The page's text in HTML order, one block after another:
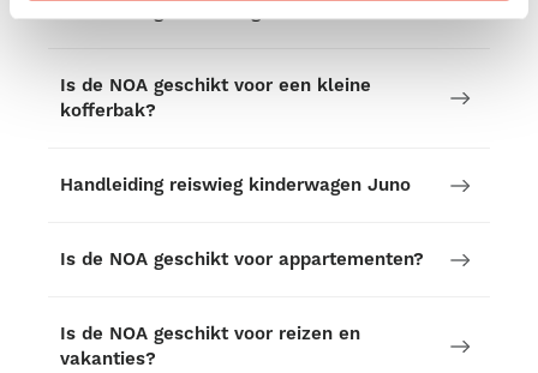
Is de NOA geschikt voor een kleine
kofferbak?
Handleiding reiswieg kinderwagen Juno
Is de NOA geschikt voor appartementen?
Is de NOA geschikt voor reizen en
vakanties?